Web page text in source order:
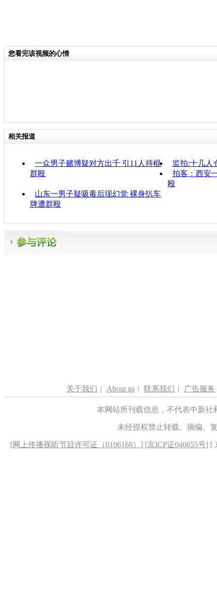
您看完该视频的心情
相关报道
一众男子赌博疑对方出千 引11人持棍
群殴
监拍:十几人
拍客：西安
殴
山东一男子疑吸毒后现幻觉 裸身扒车
牌遭群殴
关于我们 | About us | 联系我们 | 广告服务
本网站所刊载信息，不代表中新
未经授权禁止转载、摘编、
[网上传播视听节目许可证（0106168） ] [京ICP证040655号] [